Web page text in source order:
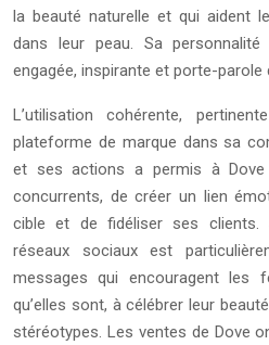
la beauté naturelle et qui aident
dans leur peau. Sa personnalité
engagée, inspirante et porte-parole
L’utilisation cohérente,
plateforme de marque dans sa
et ses actions a permis à
concurrents, de créer un lien
cible et de fidéliser ses clients.
réseaux sociaux est
messages qui encouragent les
qu’elles sont, à célébrer leur
stéréotypes. Les ventes de Dove